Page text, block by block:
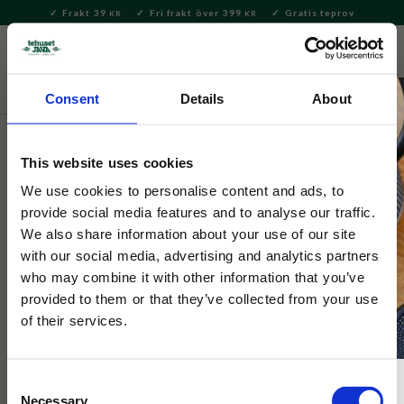
Consent Details About
This website uses cookies
We use cookies to personalise content and ads, to
provide social media features and to analyse our traffic.
We also share information about your use of our site
with our social media, advertising and analytics partners
who may combine it with other information that you’ve
provided to them or that they’ve collected from your use
of their services.
Necessary
Meny
Frakt 39 KR Fri frakt över 399 KR Gratis teprov
Servering & Dukning
Snobben
Porslinsmugg Top Dog 33cl
Vit porslinsmugg med blått öra, motiv på snobben hållandes en
pokal med text "Top Dog" på baksidan.